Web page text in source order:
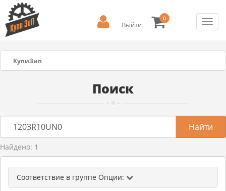
Выйти
0
КупиЗип
Поиск
Найдено: 1
Соответствие в группе Опции: